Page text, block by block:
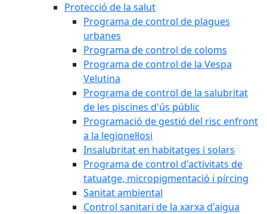
Protecció de la salut
Programa de control de plagues
urbanes
Programa de control de coloms
Programa de control de la Vespa
Velutina
Programa de control de la salubritat
de les piscines d'ús públic
Programació de gestió del risc enfront
a la legionel·losi
Insalubritat en habitatges i solars
Programa de control d'activitats de
tatuatge, micropigmentació i pírcing
Sanitat ambiental
Control sanitari de la xarxa d'aigua